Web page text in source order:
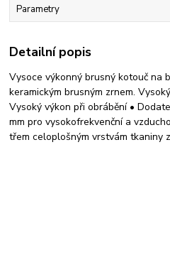
Parametry
Detailní popis
Vysoce výkonný brusný kotouč na
keramickým brusným zrnem.
Vysoký výkon při obrábění •
mm pro vysokofrekvenční a
třem celoplošným vrstvám tkaniny